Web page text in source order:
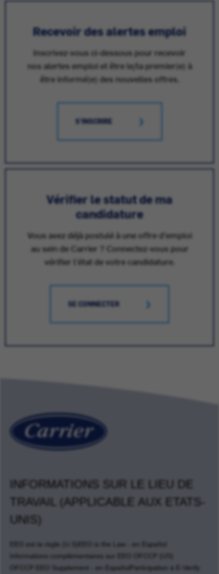
Recevoir des alertes emploi
Inscrivez-vous ci-dessous pour recevoir
nos alertes emploi et être le/la premier(e) à
être informé(e) des nouvelles offres.
S'INSCRIRE
Vérifier le statut de ma
candidature
Vous avez déjà postulé à une offre d'emploi
au sein de Carrier ? Connectez-vous pour
vérifier l'état de votre candidature.
SE CONNECTER
INFORMATIONS SUR LE LIEU DE
TRAVAIL (APPLICABLE AUX ETATS-
UNIS)
EEO est la règle (U.S)
EEO is the Law - en Español
Informations complémentaires sur EEO OFCCP (US)
OFCCP EEO Supplement - en Español
Participation à E-Verify